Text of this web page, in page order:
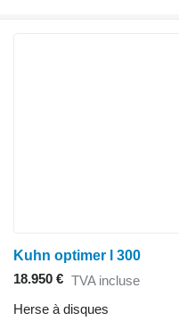
Kuhn optimer l 300
18.950 € TVA incluse
Herse à disques